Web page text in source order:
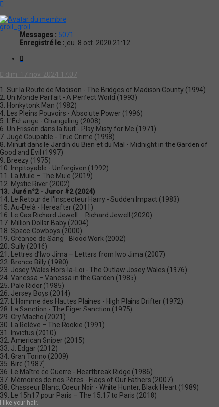
groil_groil
Messages : 5071
Enregistré le : jeu. 8 oct. 2020 21:12
dim. 17 nov. 2024 17:07
1. Sur la Route de Madison - The Bridges of Madison County (1994)
2. Un Monde Parfait - A Perfect World (1993)
3. Honkytonk Man (1982)
4. Les Pleins Pouvoirs - Absolute Power (1996)
5. L'Échange - Changeling (2008)
6. Un Frisson dans la Nuit - Play Misty for Me (1971)
7. Jugé Coupable - True Crime (1998)
8. Minuit dans le Jardin du Bien et du Mal - Midnight in the Garden of
Good and Evil (1997)
9. Breezy (1975)
10. Impitoyable - Unforgiven (1992)
11. La Mule – The Mule (2019)
12. Mystic River (2002)
13. Juré n°2 - Juror #2 (2024)
14. Le Retour de l'Inspecteur Harry - Sudden Impact (1983)
15. Au-Delà - Hereafter (2011)
16. Le Cas Richard Jewell – Richard Jewell (2020)
17. Million Dollar Baby (2004)
18. Space Cowboys (2000)
19. Créance de Sang - Blood Work (2002)
20. Sully (2016)
21. Lettres d’Iwo Jima – Letters from Iwo Jima (2007)
22. Bronco Billy (1980)
23. Josey Wales Hors-la-Loi - The Outlaw Josey Wales (1976)
24. Vanessa – Vanessa in the Garden (1985)
25. Pale Rider (1985)
26. Jersey Boys (2014)
27. L'Homme des Hautes Plaines - High Plains Drifter (1972)
28. La Sanction - The Eiger Sanction (1975)
29. Cry Macho (2021)
30. La Relève – The Rookie (1991)
31. Invictus (2010)
32. American Sniper (2015)
33. J. Edgar (2012)
34. Gran Torino (2009)
35. Bird (1987)
36. Le Maître de Guerre - Heartbreak Ridge (1986)
37. Mémoires de nos Pères - Flags of Our Fathers (2007)
38. Chasseur Blanc, Coeur Noir - White Hunter, Black Heart (1989)
39. Le 15h17 pour Paris – The 15:17 to Paris (2018)
I like your hair.